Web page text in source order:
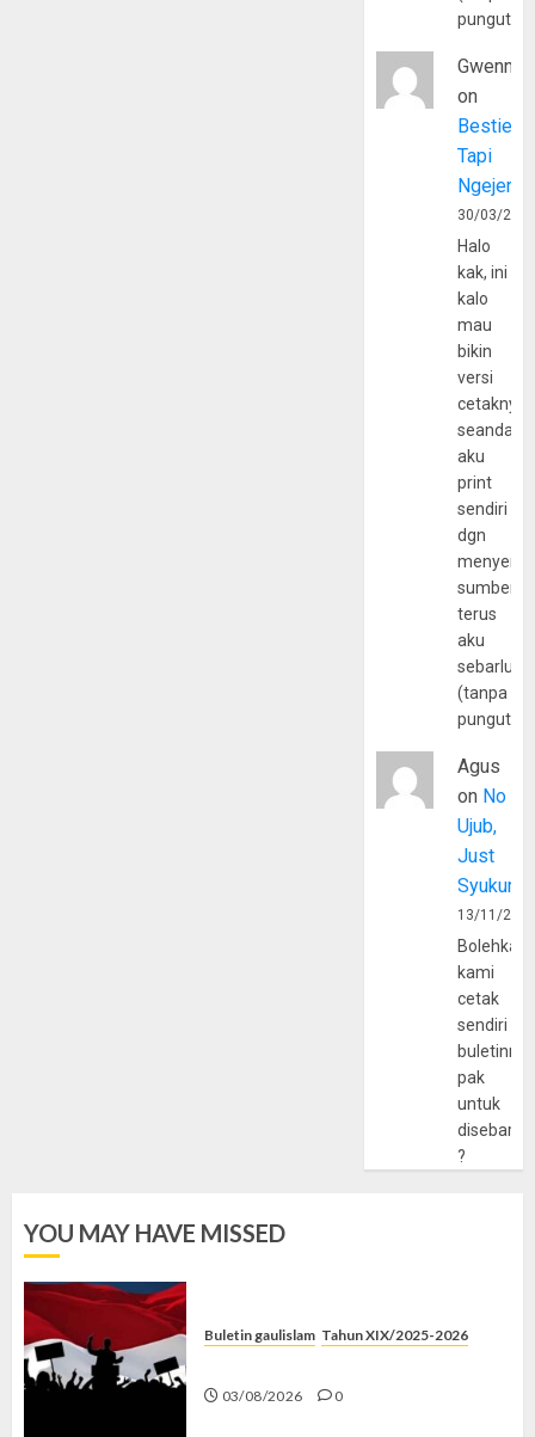
Gwenny
on
Bestie
Tapi
30/03/
Halo
kak, ini
kalo
mau
bikin
versi
cetaknya
aku
print
sendiri
dgn
sumber
terus
aku
(tanpa
Agus
on No
Ujub,
Just
Syukur
13/11/
Bolehkah
kami
cetak
sendiri
pak
untuk
?
YOU MAY HAVE MISSED
Buletin gaulislam Tahun XIX/2025-2026
03/08/2026 0